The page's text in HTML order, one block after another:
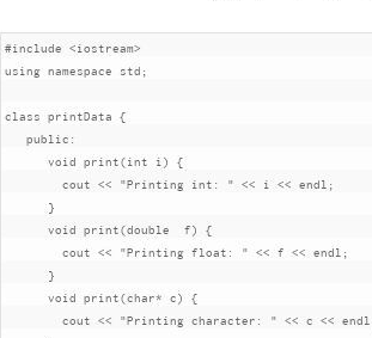
#include
<iostream>
using namespace std ;
class printData {
public :
void
print(int i )
{
        cout
<< "Printing int: " << i << endl ;
}
void
print(double
  f
)
{
        cout
<< "Printing float: " << f << endl ;
}
void
print(char* c)
{
        cout
<< "Printing character: " << c << endl